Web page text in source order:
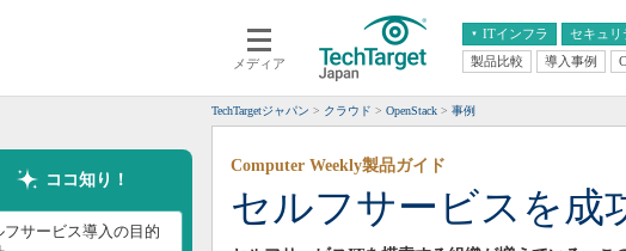
メディア
ITインフラ
クラウド
スマートモバイル
ネットワーク
セキュリ
エンタープライズAI
ERP
CX
情報系システム
製品比較 導入事例
TechTargetジャパン クラウド OpenStack 事例
ココ知り！
フサービス導入の目的
セルフサービスを成
Computer Weekly製品ガイド